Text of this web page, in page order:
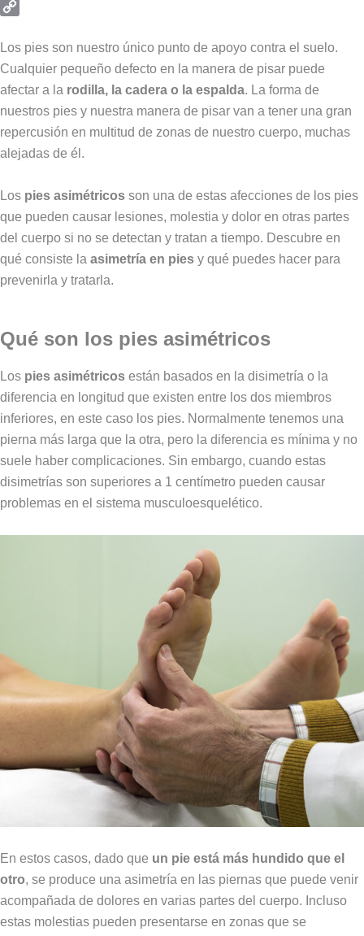
Email
Link
Los pies son nuestro único punto de apoyo contra el suelo.
Cualquier pequeño defecto en la manera de pisar puede
afectar a la rodilla, la cadera o la espalda. La forma de
nuestros pies y nuestra manera de pisar van a tener una gran
repercusión en multitud de zonas de nuestro cuerpo, muchas
alejadas de él.
Los pies asimétricos son una de estas afecciones de los pies
que pueden causar lesiones, molestia y dolor en otras partes
del cuerpo si no se detectan y tratan a tiempo. Descubre en
qué consiste la asimetría en pies y qué puedes hacer para
prevenirla y tratarla.
Qué son los pies asimétricos
Los pies asimétricos están basados en la disimetría o la
diferencia en longitud que existen entre los dos miembros
inferiores, en este caso los pies. Normalmente tenemos una
pierna más larga que la otra, pero la diferencia es mínima y no
suele haber complicaciones. Sin embargo, cuando estas
disimetrías son superiores a 1 centímetro pueden causar
problemas en el sistema musculoesquelético.
En estos casos, dado que un pie está más hundido que el
otro, se produce una asimetría en las piernas que puede venir
acompañada de dolores en varias partes del cuerpo. Incluso
estas molestias pueden presentarse en zonas que se